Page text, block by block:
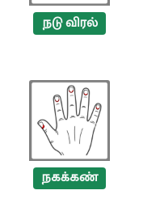
நடு விரல்
நகக்கண்